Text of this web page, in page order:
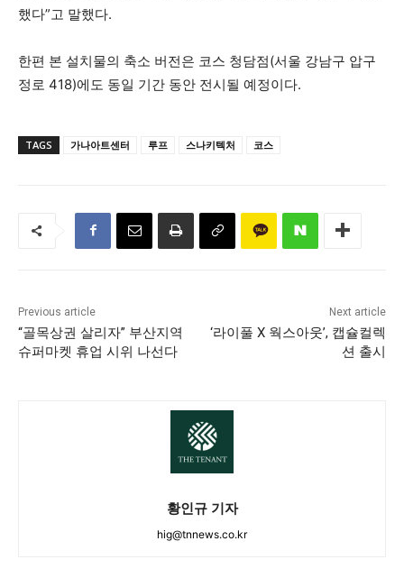
했다”고 말했다.
한편 본 설치물의 축소 버전은 코스 청담점(서울 강남구 압구
정로 418)에도 동일 기간 동안 전시될 예정이다.
TAGS 가나아트센터 루프 스나키텍처 코스
Previous article
“골목상권 살리자” 부산지역
슈퍼마켓 휴업 시위 나선다
Next article
‘라이풀 X 웍스아웃’, 캡슐컬렉
션 출시
황인규 기자
hig@tnnews.co.kr